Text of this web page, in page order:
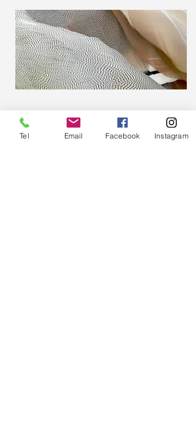
Nom du projet
Tel Email Facebook Instagram